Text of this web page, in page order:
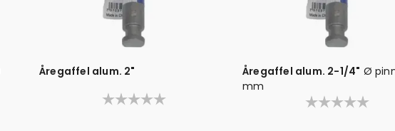
Åregaffel alum. 2" Åregaffel alum. 2-1/4" Ø
mm